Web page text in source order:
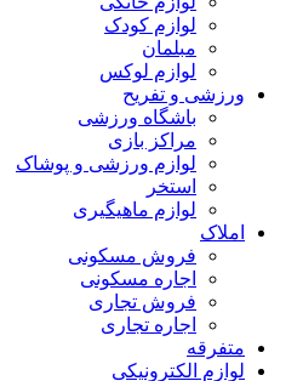
لوازم کودک
مبلمان
لوازم لوکس
ورزشی و تفریح
باشگاه ورزشی
مراکز بازی
لوازم ورزشی و پوشاک
استخر
لوازم ماهیگیری
املاک
فروش مسکونی
اجاره مسکونی
فروش تجاری
اجاره تجاری
متفرقه
لوازم الکترونیکی